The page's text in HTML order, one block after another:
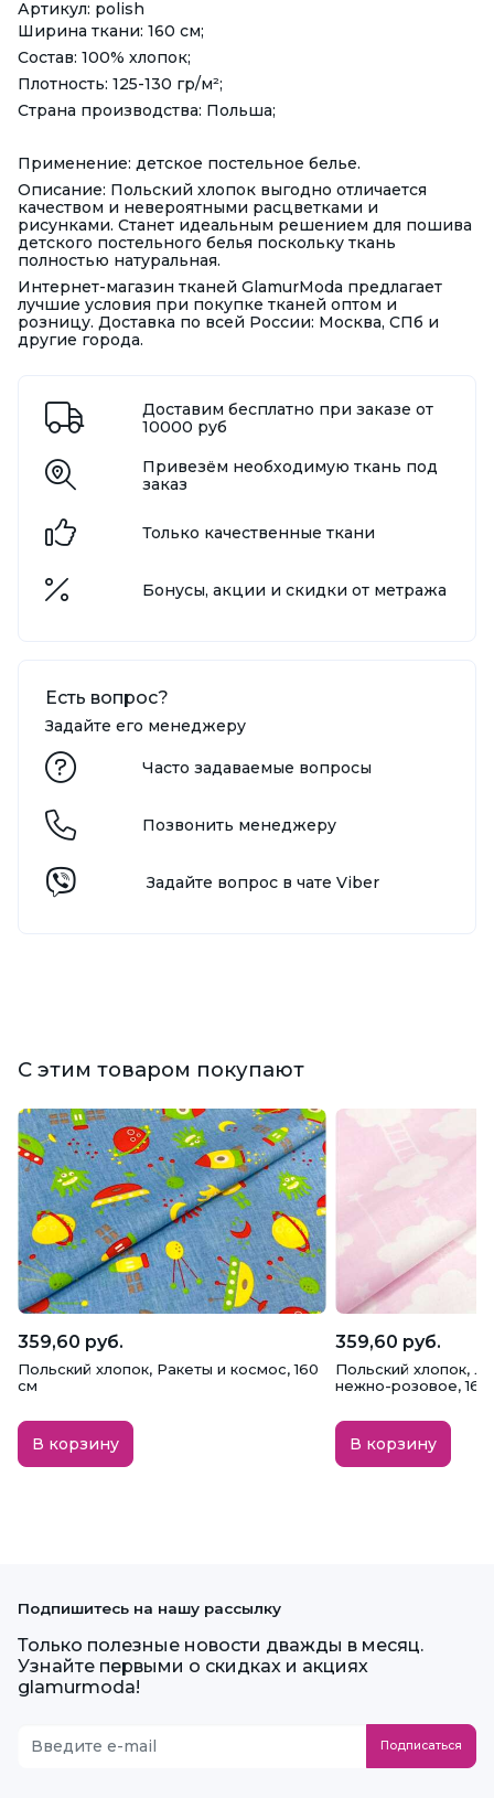
Артикул: polish
Ширина ткани: 160 см;
Состав: 100% хлопок;
Плотность: 125-130 гр/м²;
Страна производства: Польша;
Применение: детское постельное белье.
Описание: Польский хлопок выгодно отличается
качеством и невероятными расцветками и
рисунками. Станет идеальным решением для пошива
детского постельного белья поскольку ткань
полностью натуральная.
Интернет-магазин тканей GlamurModa предлагает
лучшие условия при покупке тканей оптом и
розницу. Доставка по всей России: Москва, СПб и
другие города.
Доставим бесплатно при заказе от
10000 руб
Привезём необходимую ткань под
заказ
Только качественные ткани
Бонусы, акции и скидки от метража
Есть вопрос?
Задайте его менеджеру
Часто задаваемые вопросы
Позвонить менеджеру
Задайте вопрос в чате Viber
С этим товаром покупают
359,60 руб.
Польский хлопок, Ракеты и космос, 160
см
В корзину
359,60 руб.
Польский хлопок,
нежно-розовое, 160
В корзину
Подпишитесь на нашу рассылку
Только полезные новости дважды в месяц.
Узнайте первыми о скидках и акциях
glamurmoda!